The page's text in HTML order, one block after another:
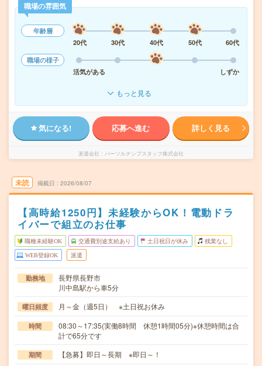
職場の雰囲気
年齢層
20代
30代 40代 50代
60代
職場の様子
活気がある
しずか
もっと見る
気になる! 応募へ進む 詳しく見る
派遣会社 パーソルテンプスタッフ株式会社
未読 掲載日 2026/08/07
【高時給1250円】未経験からOK！電動ドラ
イバーで組立のお仕事
職種未経験OK 交通費別途支給あり 土日祝日が休み 残業なし
WEB登録OK 派遣
勤務地
長野県長野市
川中島駅から車5分
曜日頻度 月～金（週5日） ※土日祝お休み
時間
08:30～17:35(実働8時間 休憩1時間05分)※休憩時間は合
計で65分です
期間 【急募】即日～長期 ※即日～！